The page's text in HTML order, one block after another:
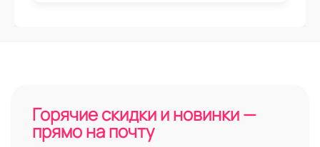
Горячие скидки и новинки —
прямо на почту